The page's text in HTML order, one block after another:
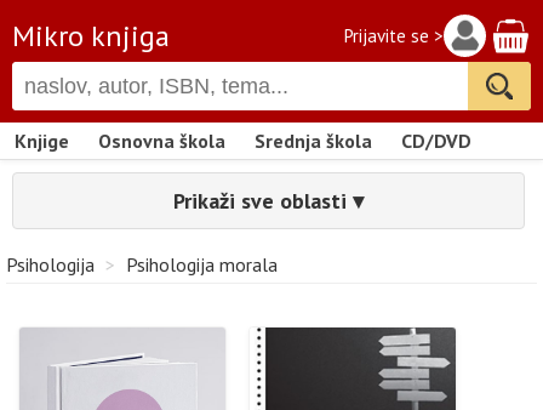
Mikro knjiga Prijavite se >
Knjige Osnovna škola Srednja škola CD/DVD
Prikaži sve oblasti ▾
Psihologija > Psihologija morala